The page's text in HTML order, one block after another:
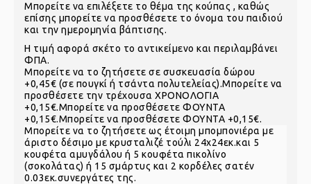
Μπορείτε να επιλέξετε το θέμα της κούπας , καθώς
επίσης μπορείτε να προσθέσετε το όνομα του παιδιού
και την ημερομηνία βάπτισης.
Η τιμή αφορά σκέτο το αντικείμενο και περιλαμβάνει
ΦΠΑ.
Μπορείτε να το ζητήσετε σε συσκευασία δώρου
+0,45€ (σε πουγκί ή τσάντα πολυτελείας).Μπορείτε να
προσθέσετε την τρέχουσα ΧΡΟΝΟΛΟΓΙΑ
+0,15€.Μπορείτε να προσθέσετε ΦΟΥΝΤΑ
+0,15€.Μπορείτε να προσθέσετε ΦΟΥΝΤΑ +0,15€.
Μπορείτε να το ζητήσετε ως έτοιμη μπομπονιέρα με
άριστο δέσιμο με κρυσταλιζέ τούλι 24χ24εκ.και 5
κουφέτα αμυγδάλου ή 5 κουφέτα πικολίνο
(σοκολάτας) ή 15 σμάρτυς και 2 κορδέλες σατέν
0.03εκ.συνεργάτες της.